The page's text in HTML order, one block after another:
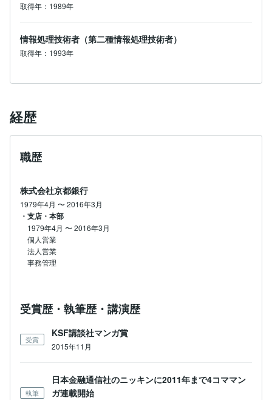
取得年：1989年
情報処理技術者（第二種情報処理技術者）
取得年：1993年
経歴
職歴
株式会社京都銀行
1979年4月 〜2016年3月
・支店・本部
1979年4月 〜2016年3月
個人営業
法人営業
事務管理
受賞歴・執筆歴・講演歴
受賞
KSF講談社マンガ賞
2015年11月
執筆
日本金融通信社のニッキンに2011年まで4コママン
ガ連載開始